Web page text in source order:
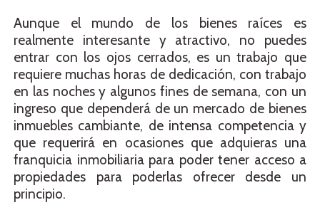
Aunque el mundo de los bienes raíces es
realmente interesante y atractivo, no puedes
entrar con los ojos cerrados, es un trabajo que
requiere muchas horas de dedicación, con trabajo
en las noches y algunos fines de semana, con un
ingreso que dependerá de un mercado de bienes
inmuebles cambiante, de intensa competencia y
que requerirá en ocasiones que adquieras una
franquicia inmobiliaria para poder tener acceso a
propiedades para poderlas ofrecer desde un
principio.